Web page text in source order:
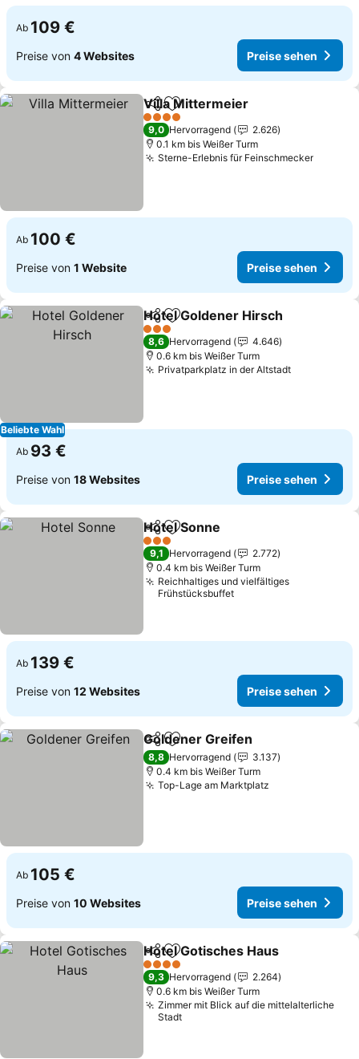
Ab 109 €
Preise von 4 Websites Preise sehen
TeilenZu Favoriten hinzufügen
Villa Mittermeier
4 Sterne
9,0 Hervorragend
2.626
0.1 km bis Weißer Turm
Sterne-Erlebnis für FeinschmeckerPreise
Ab 100 €
Preise von 1 Website Preise sehen
Beliebte Wahl
TeilenZu Favoriten hinzufügen
Hotel Goldener Hirsch
3 Sterne
8,6 Hervorragend
4.646
0.6 km bis Weißer Turm
Privatparkplatz in der AltstadtPreise
Ab 93 €
Preise von 18 Websites Preise sehen
TeilenZu Favoriten hinzufügen
Hotel Sonne
3 Sterne
9,1 Hervorragend
2.772
0.4 km bis Weißer Turm
Reichhaltiges und vielfältiges
Frühstücksbuffet
Ab 139 €
Preise von 12 Websites Preise sehen
TeilenZu Favoriten hinzufügen
Goldener Greifen
8,8 Hervorragend
3.137
0.4 km bis Weißer Turm
Top-Lage am Marktplatz
Ab 105 €
Preise von 10 Websites Preise sehen
TeilenZu Favoriten hinzufügen
Hotel Gotisches Haus
4 Sterne
9,3 Hervorragend
2.264
0.6 km bis Weißer Turm
Zimmer mit Blick auf die mittelalterliche
Stadt